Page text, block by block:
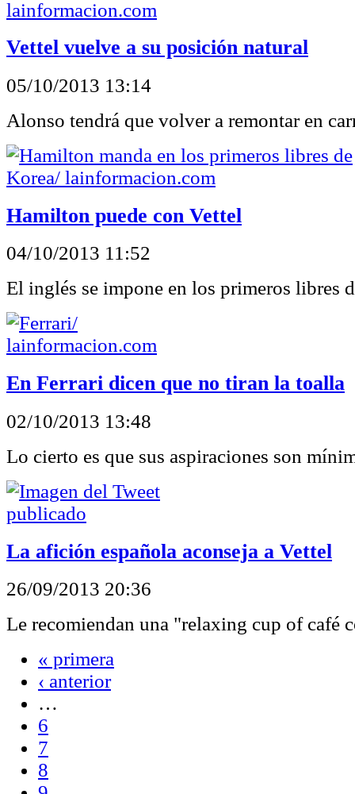
Vettel vuelve a su posición natural
05/10/2013 13:14
Alonso tendrá que volver a remontar en
Hamilton puede con Vettel
04/10/2013 11:52
El inglés se impone en los primeros libres
En Ferrari dicen que no tiran la toalla
02/10/2013 13:48
Lo cierto es que sus aspiraciones son
La afición española aconseja a Vettel
26/09/2013 20:36
Le recomiendan una "relaxing cup of café
« primera
‹ anterior
…
6
7
8